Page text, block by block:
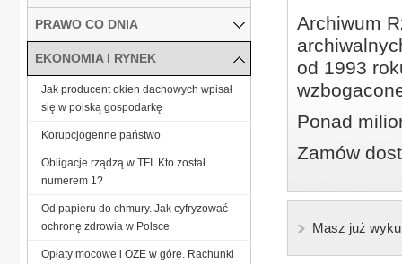
Archiwum
od 1993
Ponad
Zamów
Masz już
PRAWO CO DNIA
EKONOMIA I RYNEK
Jak producent okien dachowych wpisał
się w polską gospodarkę
Korupcjogenne państwo
Obligacje rządzą w TFI. Kto został
numerem 1?
Od papieru do chmury. Jak cyfryzować
ochronę zdrowia w Polsce
Opłaty mocowe i OZE w górę. Rachunki